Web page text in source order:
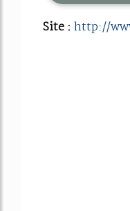
Site : http://